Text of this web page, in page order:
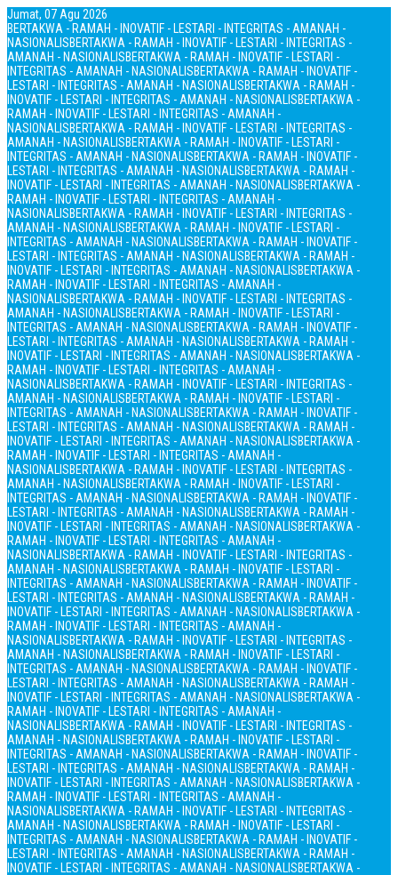
Jumat, 07 Agu 2026
BERTAKWA - RAMAH - INOVATIF - LESTARI - INTEGRITAS - AMANAH -
NASIONALISBERTAKWA - RAMAH - INOVATIF - LESTARI - INTEGRITAS -
AMANAH - NASIONALISBERTAKWA - RAMAH - INOVATIF - LESTARI -
INTEGRITAS - AMANAH - NASIONALISBERTAKWA - RAMAH - INOVATIF -
LESTARI - INTEGRITAS - AMANAH - NASIONALISBERTAKWA - RAMAH -
INOVATIF - LESTARI - INTEGRITAS - AMANAH - NASIONALISBERTAKWA -
RAMAH - INOVATIF - LESTARI - INTEGRITAS - AMANAH -
NASIONALISBERTAKWA - RAMAH - INOVATIF - LESTARI - INTEGRITAS -
AMANAH - NASIONALISBERTAKWA - RAMAH - INOVATIF - LESTARI -
INTEGRITAS - AMANAH - NASIONALISBERTAKWA - RAMAH - INOVATIF -
LESTARI - INTEGRITAS - AMANAH - NASIONALISBERTAKWA - RAMAH -
INOVATIF - LESTARI - INTEGRITAS - AMANAH - NASIONALISBERTAKWA -
RAMAH - INOVATIF - LESTARI - INTEGRITAS - AMANAH -
NASIONALISBERTAKWA - RAMAH - INOVATIF - LESTARI - INTEGRITAS -
AMANAH - NASIONALISBERTAKWA - RAMAH - INOVATIF - LESTARI -
INTEGRITAS - AMANAH - NASIONALISBERTAKWA - RAMAH - INOVATIF -
LESTARI - INTEGRITAS - AMANAH - NASIONALISBERTAKWA - RAMAH -
INOVATIF - LESTARI - INTEGRITAS - AMANAH - NASIONALISBERTAKWA -
RAMAH - INOVATIF - LESTARI - INTEGRITAS - AMANAH -
NASIONALISBERTAKWA - RAMAH - INOVATIF - LESTARI - INTEGRITAS -
AMANAH - NASIONALISBERTAKWA - RAMAH - INOVATIF - LESTARI -
INTEGRITAS - AMANAH - NASIONALISBERTAKWA - RAMAH - INOVATIF -
LESTARI - INTEGRITAS - AMANAH - NASIONALISBERTAKWA - RAMAH -
INOVATIF - LESTARI - INTEGRITAS - AMANAH - NASIONALISBERTAKWA -
RAMAH - INOVATIF - LESTARI - INTEGRITAS - AMANAH -
NASIONALISBERTAKWA - RAMAH - INOVATIF - LESTARI - INTEGRITAS -
AMANAH - NASIONALISBERTAKWA - RAMAH - INOVATIF - LESTARI -
INTEGRITAS - AMANAH - NASIONALISBERTAKWA - RAMAH - INOVATIF -
LESTARI - INTEGRITAS - AMANAH - NASIONALISBERTAKWA - RAMAH -
INOVATIF - LESTARI - INTEGRITAS - AMANAH - NASIONALISBERTAKWA -
RAMAH - INOVATIF - LESTARI - INTEGRITAS - AMANAH -
NASIONALISBERTAKWA - RAMAH - INOVATIF - LESTARI - INTEGRITAS -
AMANAH - NASIONALISBERTAKWA - RAMAH - INOVATIF - LESTARI -
INTEGRITAS - AMANAH - NASIONALISBERTAKWA - RAMAH - INOVATIF -
LESTARI - INTEGRITAS - AMANAH - NASIONALISBERTAKWA - RAMAH -
INOVATIF - LESTARI - INTEGRITAS - AMANAH - NASIONALISBERTAKWA -
RAMAH - INOVATIF - LESTARI - INTEGRITAS - AMANAH -
NASIONALISBERTAKWA - RAMAH - INOVATIF - LESTARI - INTEGRITAS -
AMANAH - NASIONALISBERTAKWA - RAMAH - INOVATIF - LESTARI -
INTEGRITAS - AMANAH - NASIONALISBERTAKWA - RAMAH - INOVATIF -
LESTARI - INTEGRITAS - AMANAH - NASIONALISBERTAKWA - RAMAH -
INOVATIF - LESTARI - INTEGRITAS - AMANAH - NASIONALISBERTAKWA -
RAMAH - INOVATIF - LESTARI - INTEGRITAS - AMANAH -
NASIONALISBERTAKWA - RAMAH - INOVATIF - LESTARI - INTEGRITAS -
AMANAH - NASIONALISBERTAKWA - RAMAH - INOVATIF - LESTARI -
INTEGRITAS - AMANAH - NASIONALISBERTAKWA - RAMAH - INOVATIF -
LESTARI - INTEGRITAS - AMANAH - NASIONALISBERTAKWA - RAMAH -
INOVATIF - LESTARI - INTEGRITAS - AMANAH - NASIONALISBERTAKWA -
RAMAH - INOVATIF - LESTARI - INTEGRITAS - AMANAH -
NASIONALISBERTAKWA - RAMAH - INOVATIF - LESTARI - INTEGRITAS -
AMANAH - NASIONALISBERTAKWA - RAMAH - INOVATIF - LESTARI -
INTEGRITAS - AMANAH - NASIONALISBERTAKWA - RAMAH - INOVATIF -
LESTARI - INTEGRITAS - AMANAH - NASIONALISBERTAKWA - RAMAH -
INOVATIF - LESTARI - INTEGRITAS - AMANAH - NASIONALISBERTAKWA -
RAMAH - INOVATIF - LESTARI - INTEGRITAS - AMANAH -
NASIONALISBERTAKWA - RAMAH - INOVATIF - LESTARI - INTEGRITAS -
AMANAH - NASIONALISBERTAKWA - RAMAH - INOVATIF - LESTARI -
INTEGRITAS - AMANAH - NASIONALISBERTAKWA - RAMAH - INOVATIF -
LESTARI - INTEGRITAS - AMANAH - NASIONALISBERTAKWA - RAMAH -
INOVATIF - LESTARI - INTEGRITAS - AMANAH - NASIONALISBERTAKWA -